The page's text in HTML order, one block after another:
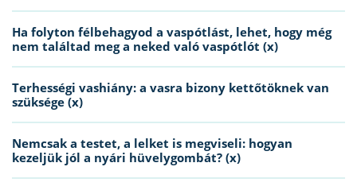
Ha folyton félbehagyod a vaspótlást, lehet, hogy még
nem találtad meg a neked való vaspótlót (x)
Terhességi vashiány: a vasra bizony kettőtöknek van
szüksége (x)
Nemcsak a testet, a lelket is megviseli: hogyan
kezeljük jól a nyári hüvelygombát? (x)